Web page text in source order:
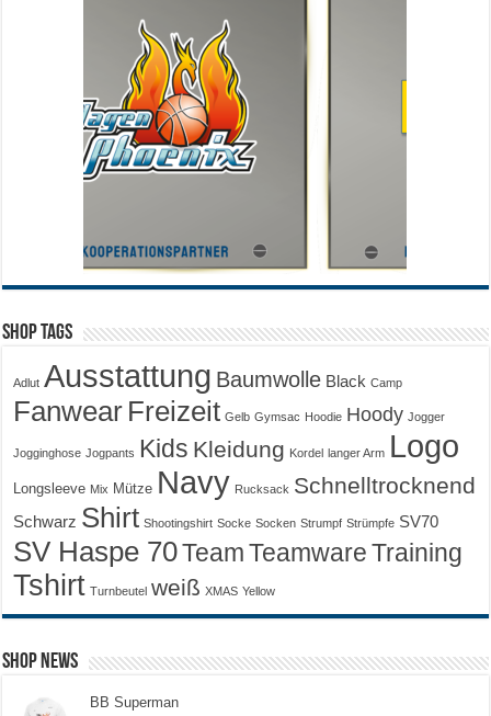
Shop Tags
Adlut Ausstattung Baumwolle Black Camp
Fanwear Freizeit Gelb Gymsac Hoodie Hoody Jogger
Jogginghose Jogpants Kids Kleidung Kordel langer Arm Logo
Longsleeve Mix Mütze Navy Rucksack Schnelltrocknend
Schwarz Shirt Shootingshirt Socke Socken Strumpf Strümpfe SV70
SV Haspe 70Team Teamware Training
Tshirt Turnbeutel weiß XMAS Yellow
Shop News
BB Superman